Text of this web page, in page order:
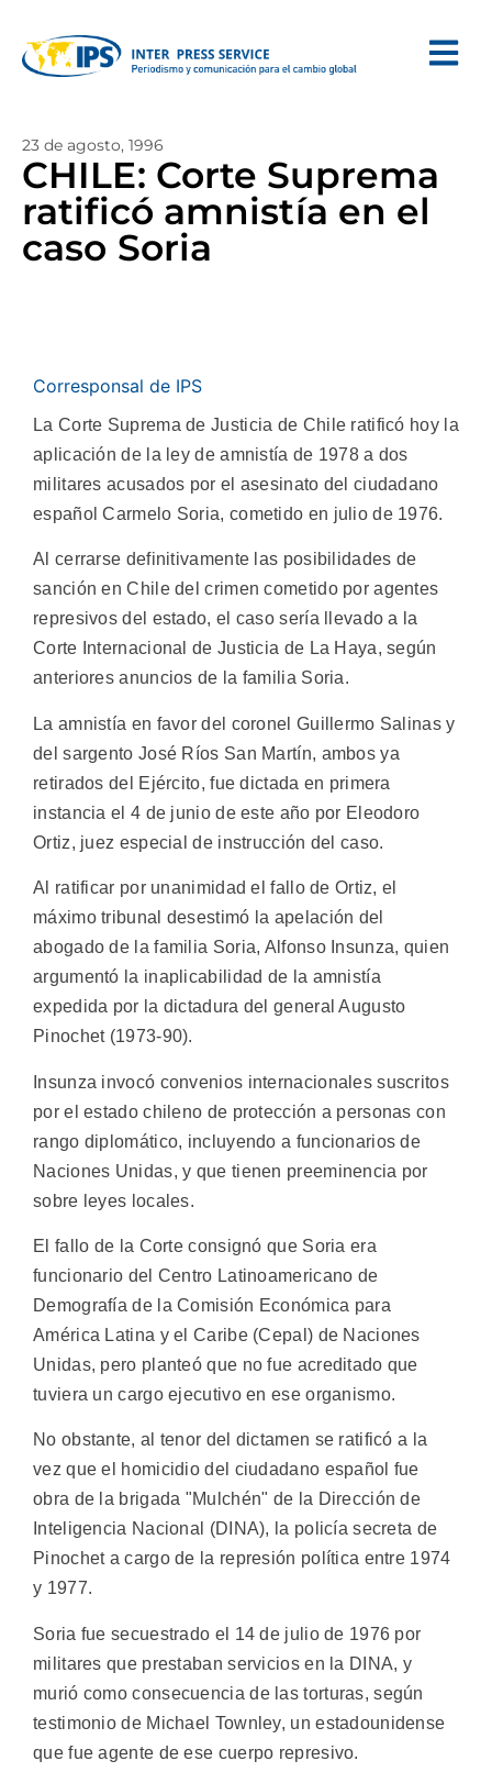
23 de agosto, 1996
CHILE: Corte Suprema
ratificó amnistía en el
caso Soria
Corresponsal de IPS
La Corte Suprema de Justicia de Chile ratificó hoy la
aplicación de la ley de amnistía de 1978 a dos
militares acusados por el asesinato del ciudadano
español Carmelo Soria, cometido en julio de 1976.
Al cerrarse definitivamente las posibilidades de
sanción en Chile del crimen cometido por agentes
represivos del estado, el caso sería llevado a la
Corte Internacional de Justicia de La Haya, según
anteriores anuncios de la familia Soria.
La amnistía en favor del coronel Guillermo Salinas y
del sargento José Ríos San Martín, ambos ya
retirados del Ejército, fue dictada en primera
instancia el 4 de junio de este año por Eleodoro
Ortiz, juez especial de instrucción del caso.
Al ratificar por unanimidad el fallo de Ortiz, el
máximo tribunal desestimó la apelación del
abogado de la familia Soria, Alfonso Insunza, quien
argumentó la inaplicabilidad de la amnistía
expedida por la dictadura del general Augusto
Pinochet (1973-90).
Insunza invocó convenios internacionales suscritos
por el estado chileno de protección a personas con
rango diplomático, incluyendo a funcionarios de
Naciones Unidas, y que tienen preeminencia por
sobre leyes locales.
El fallo de la Corte consignó que Soria era
funcionario del Centro Latinoamericano de
Demografía de la Comisión Económica para
América Latina y el Caribe (Cepal) de Naciones
Unidas, pero planteó que no fue acreditado que
tuviera un cargo ejecutivo en ese organismo.
No obstante, al tenor del dictamen se ratificó a la
vez que el homicidio del ciudadano español fue
obra de la brigada "Mulchén" de la Dirección de
Inteligencia Nacional (DINA), la policía secreta de
Pinochet a cargo de la represión política entre 1974
y 1977.
Soria fue secuestrado el 14 de julio de 1976 por
militares que prestaban servicios en la DINA, y
murió como consecuencia de las torturas, según
testimonio de Michael Townley, un estadounidense
que fue agente de ese cuerpo represivo.